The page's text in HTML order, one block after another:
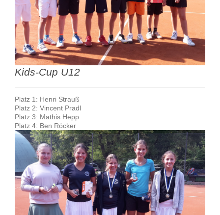
Kids-Cup U12
Platz 1: Henri Strauß
Platz 2: Vincent Pradl
Platz 3: Mathis Hepp
Platz 4: Ben Röcker